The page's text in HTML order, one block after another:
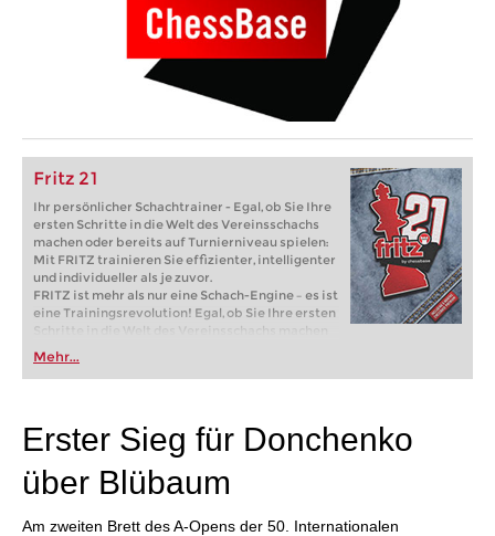
Fritz 21
Ihr persönlicher Schachtrainer - Egal, ob Sie Ihre
ersten Schritte in die Welt des Vereinsschachs
machen oder bereits auf Turnierniveau spielen:
Mit FRITZ trainieren Sie effizienter, intelligenter
und individueller als je zuvor.
FRITZ ist mehr als nur eine Schach-Engine – es ist
eine Trainingsrevolution! Egal, ob Sie Ihre ersten
Schritte in die Welt des Vereinsschachs machen
oder bereits auf Turnierniveau spielen: Mit
FRITZ trainieren Sie effizienter, intelligenter und
individueller als je zuvor.
Mehr...
Erster Sieg für Donchenko
über Blübaum
Am zweiten Brett des A-Opens der 50. Internationalen